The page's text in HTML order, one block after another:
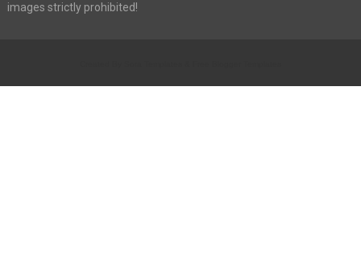
images strictly prohibited!